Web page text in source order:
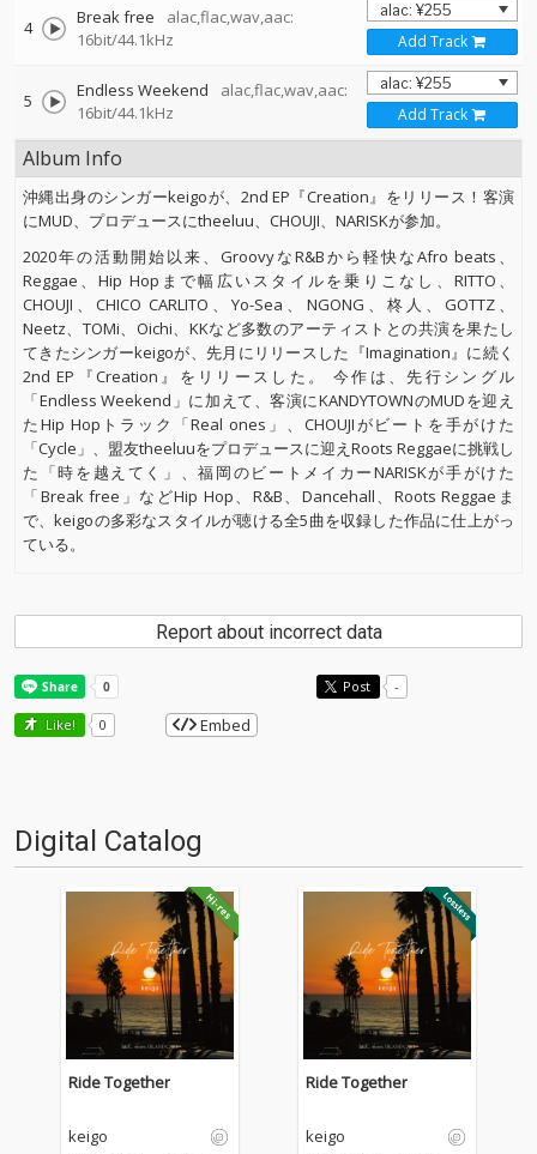
4 Break free
alac,flac,wav,aac:
16bit/44.1kHz
Add Track
5 Endless Weekend
alac,flac,wav,aac:
16bit/44.1kHz
Add Track
Album Info
沖縄出身のシンガーkeigoが、2nd EP『Creation』をリリース！客演
にMUD、プロデュースにtheeluu、CHOUJI、NARISKが参加。
2020年の活動開始以来、GroovyなR&Bから軽快なAfro beats、
Reggae、Hip Hopまで幅広いスタイルを乗りこなし、RITTO、
CHOUJI、CHICO CARLITO、Yo-Sea、NGONG、柊人、GOTTZ、
Neetz、TOMi、Oichi、KKなど多数のアーティストとの共演を果たし
てきたシンガーkeigoが、先月にリリースした『Imagination』に続く
2nd EP『Creation』をリリースした。 今作は、先行シングル
「Endless Weekend」に加えて、客演にKANDYTOWNのMUDを迎え
たHip Hopトラック「Real ones」、CHOUJIがビートを手がけた
「Cycle」、盟友theeluuをプロデュースに迎えRoots Reggaeに挑戦し
た「時を越えてく」、福岡のビートメイカーNARISKが手がけた
「Break free」などHip Hop、R&B、Dancehall、Roots Reggaeま
で、keigoの多彩なスタイルが聴ける全5曲を収録した作品に仕上がっ
ている。
Report about incorrect data
Post -
Like! 0 Embed
Digital Catalog
Ride Together
keigo
Ride Together
keigo